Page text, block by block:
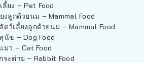
ยง – Pet Food
งลูกด้วยนม – Mammal Food
ตว์เลี้ยงลูกด้วยนม – Mammal Food
นัข – Dog Food
มว – Cat Food
ระต่าย – Rabbit Food